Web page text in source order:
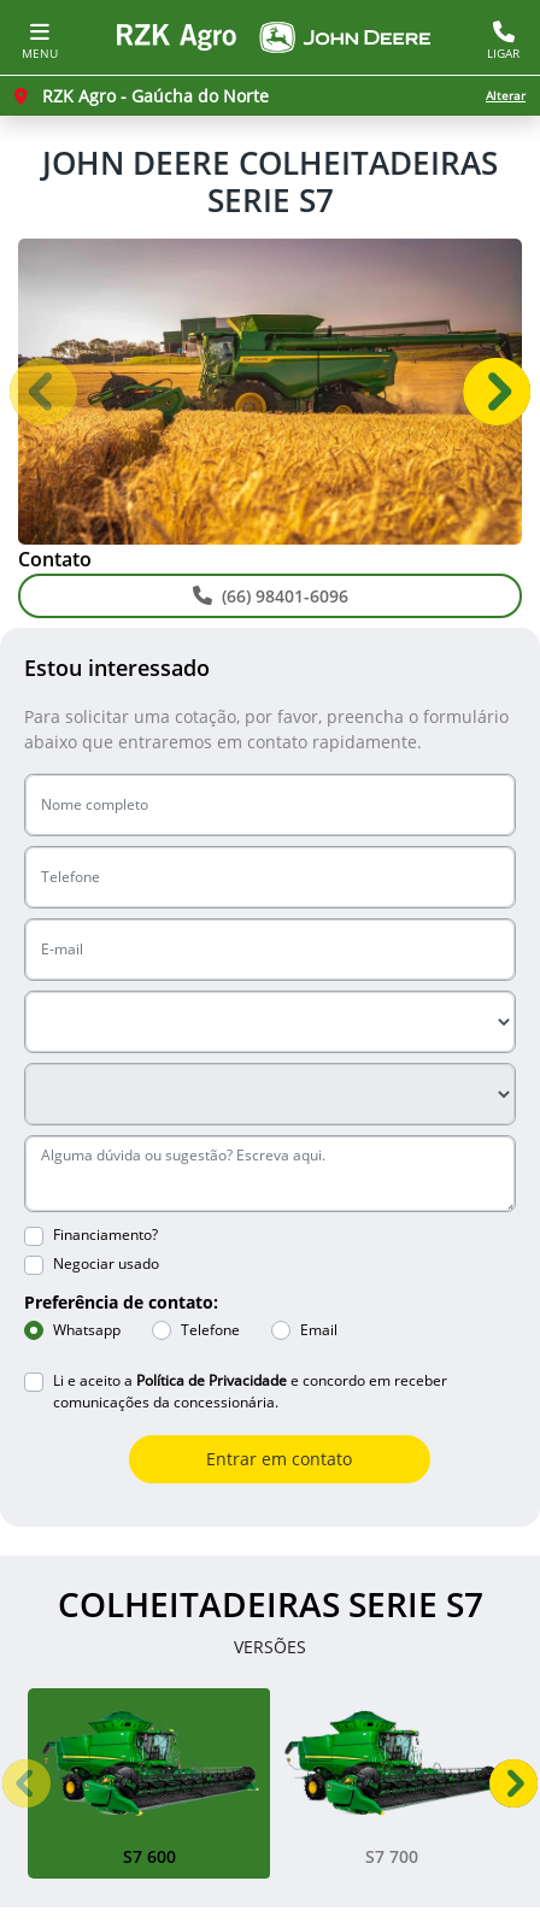
MENU LIGAR
RZK Agro - Gaúcha do Norte Alterar
JOHN DEERE COLHEITADEIRAS
SERIE S7
Estou interessado
Para solicitar uma cotação, por favor, preencha o formulário
abaixo que entraremos em contato rapidamente.
Financiamento?
Negociar usado
Preferência de contato:
Whatsapp Telefone Email
Li e aceito a Política de Privacidadee concordo em receber
comunicações da concessionária.
Entrar em contato
Anterior
Contato
(66) 98401-6096
COLHEITADEIRAS SERIE S7
VERSÕES
S7 600 S7 700
Anterior